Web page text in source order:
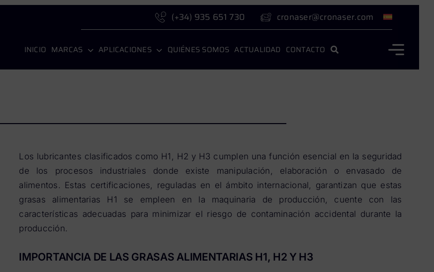
(+34) 935 651 730 cronaser@cronaser.com
INICIO MARCAS APLICACIONES QUIÉNES SOMOS ACTUALIDAD CONTACTO
Los lubricantes clasificados como H1, H2 y H3 cumplen una función esencial en la seguridad
de los procesos industriales donde existe manipulación, elaboración o envasado de
alimentos. Estas certificaciones, reguladas en el ámbito internacional, garantizan que estas
grasas alimentarias H1 se empleen en la maquinaria de producción, cuente con las
características adecuadas para minimizar el riesgo de contaminación accidental durante la
producción.
IMPORTANCIA DE LAS GRASAS ALIMENTARIAS H1, H2 Y H3